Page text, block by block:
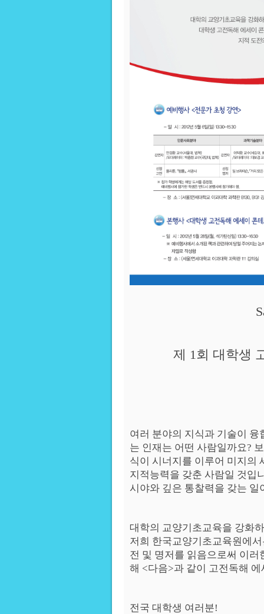
제 1회 대학생
여러 분야의 지식과 기술이
는 인재는 어떤 사람일까요?
식이 시너지를 이루어 미지의
지적능력을 갖춘 사람일 것입
시야와 깊은 통찰력을 갖는 일
대학의 교양기초교육을 강화
저희 한국교양기초교육원에
전 및 명저를 읽음으로써 이
해 <다음>과 같이 고전독해
전국 대학생 여러분!